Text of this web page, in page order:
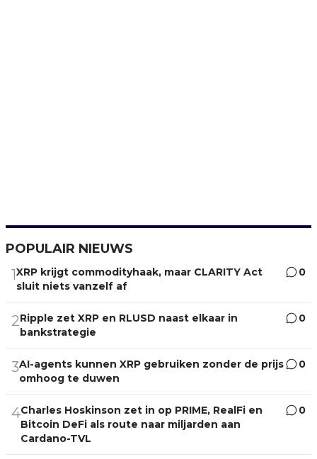
POPULAIR NIEUWS
1XRP krijgt commodityhaak, maar CLARITY Act
sluit niets vanzelf af
0
2Ripple zet XRP en RLUSD naast elkaar in
bankstrategie
0
3AI-agents kunnen XRP gebruiken zonder de prijs
omhoog te duwen
0
4Charles Hoskinson zet in op PRIME, RealFi en
Bitcoin DeFi als route naar miljarden aan
Cardano-TVL
0